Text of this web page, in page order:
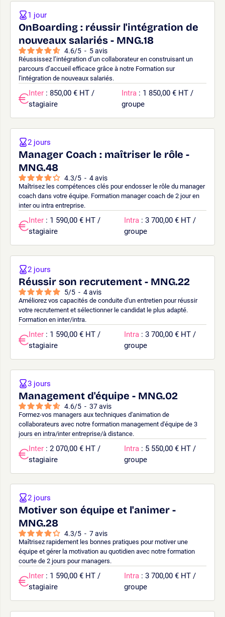
OnBoarding : réussir l'intégration de
nouveaux salariés - MNG.18
4.6/5 - 5avis
Réussissez l’intégration d’un collaborateur en construisant un
parcours d’accueil efficace grâce à notre Formation sur
l'intégration de nouveaux salariés.
1 jour
Inter : 850,00 € HT /
stagiaire
Intra : 1 850,00 € HT /
groupe
Manager Coach : maîtriser le rôle -
MNG.48
4.3/5 - 4avis
Maîtrisez les compétences clés pour endosser le rôle du manager
coach dans votre équipe. Formation manager coach de 2 jour en
inter ou intra entreprise.
2 jours
Inter : 1 590,00 € HT /
stagiaire
Intra : 3 700,00 € HT /
groupe
Réussir son recrutement - MNG.22
5/5 - 4avis
Améliorez vos capacités de conduite d'un entretien pour réussir
votre recrutement et sélectionner le candidat le plus adapté.
Formation en inter/intra.
2 jours
Inter : 1 590,00 € HT /
stagiaire
Intra : 3 700,00 € HT /
groupe
Management d'équipe - MNG.02
4.6/5 - 37avis
Formez-vos managers aux techniques d'animation de
collaborateurs avec notre formation management d'équipe de 3
jours en intra/inter entreprise/à distance.
3 jours
Inter : 2 070,00 € HT /
stagiaire
Intra : 5 550,00 € HT /
groupe
Motiver son équipe et l'animer -
MNG.28
4.3/5 - 7avis
Maîtrisez rapidement les bonnes pratiques pour motiver une
équipe et gérer la motivation au quotidien avec notre formation
courte de 2 jours pour managers.
2 jours
Inter : 1 590,00 € HT /
stagiaire
Intra : 3 700,00 € HT /
groupe